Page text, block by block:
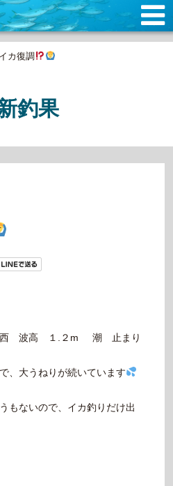
カ復調
釣果
波高 １.２m 潮 止まり
、大うねりが続いています
もないので、イカ釣りだけ出